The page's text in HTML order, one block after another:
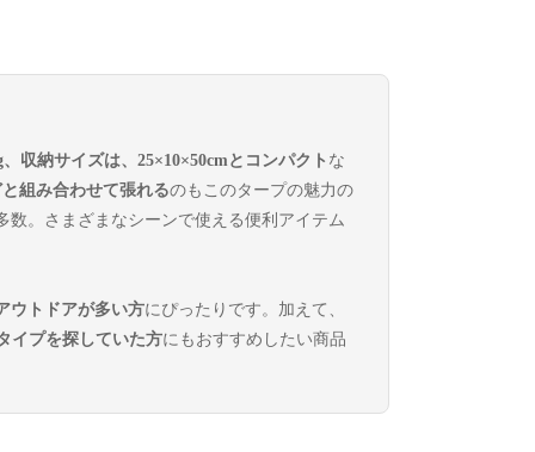
収納サイズは、25×10×50cmとコンパクト な
組み合わせて張れるのもこのタープの魅力の
数。さまざまなシーンで使える便利アイテム
ウトドアが多い方にぴったりです。加えて、
イプを探していた方にもおすすめしたい商品